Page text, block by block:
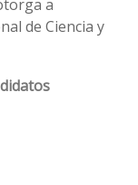
a
de Ciencia y